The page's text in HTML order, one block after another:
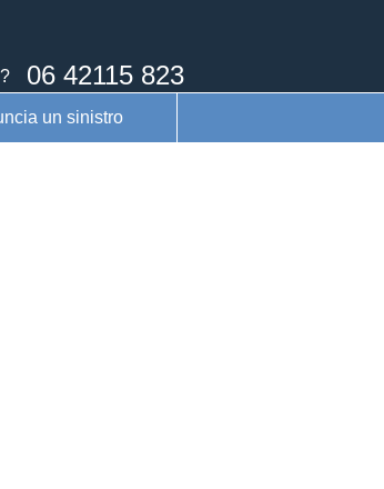
06 42115 823
un sinistro